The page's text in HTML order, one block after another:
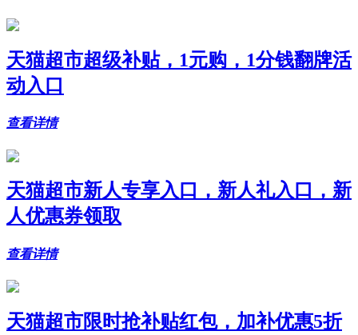
天猫超市超级补贴，1元购，1分钱翻牌活
动入口
查看详情
天猫超市新人专享入口，新人礼入口，新
人优惠券领取
查看详情
天猫超市限时抢补贴红包，加补优惠5折